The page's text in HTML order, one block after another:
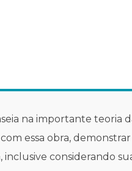
na importante teoria
essa obra,
considerando